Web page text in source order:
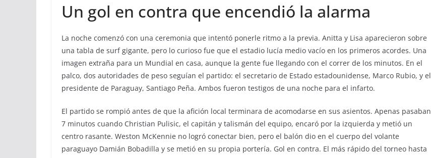
Un gol en contra que encendió la alarma
La noche comenzó con una ceremonia que intentó ponerle ritmo a la previa. Anitta y Lisa aparecieron sobre
una tabla de surf gigante, pero lo curioso fue que el estadio lucía medio vacío en los primeros acordes. Una
imagen extraña para un Mundial en casa, aunque la gente fue llegando con el correr de los minutos. En el
palco, dos autoridades de peso seguían el partido: el secretario de Estado estadounidense, Marco Rubio, y el
presidente de Paraguay, Santiago Peña. Ambos fueron testigos de una noche para el infarto.
El partido se rompió antes de que la afición local terminara de acomodarse en sus asientos. Apenas pasaban
7 minutos cuando Christian Pulisic, el capitán y talismán del equipo, encaró por la izquierda y metió un
centro rasante. Weston McKennie no logró conectar bien, pero el balón dio en el cuerpo del volante
paraguayo Damián Bobadilla y se metió en su propia portería. Gol en contra. El más rápido del torneo hasta